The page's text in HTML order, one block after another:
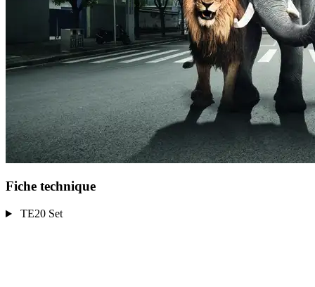
Fiche technique
TE20 Set